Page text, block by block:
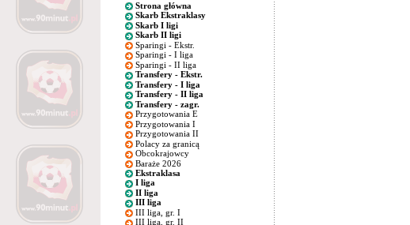
Strona główna
Skarb Ekstraklasy
Skarb I ligi
Skarb II ligi
Sparingi - Ekstr.
Sparingi - I liga
Sparingi - II liga
Transfery - Ekstr.
Transfery - I liga
Transfery - II liga
Transfery - zagr.
Przygotowania E
Przygotowania I
Przygotowania II
Polacy za granicą
Obcokrajowcy
Baraże 2026
Ekstraklasa
I liga
II liga
III liga
III liga, gr. I
III liga, gr. II